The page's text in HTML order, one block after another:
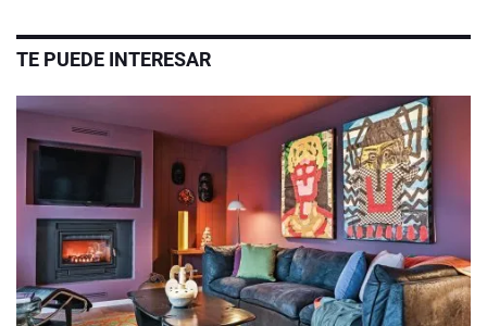
TE PUEDE INTERESAR